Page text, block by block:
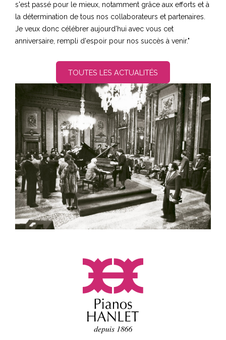
s'est passé pour le mieux, notamment grâce aux efforts et à
la détermination de tous nos collaborateurs et partenaires.
Je veux donc célébrer aujourd'hui avec vous cet
anniversaire, rempli d'espoir pour nos succès à venir."
TOUTES LES ACTUALITÉS